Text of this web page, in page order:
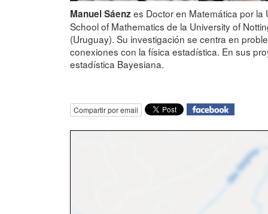
Manuel Sáenzes Doctor en Matemática por
School of Mathematics de la University of
(Uruguay). Su investigación se centra en
conexiones con la física estadística. En sus
estadística Bayesiana.
Compartir por email